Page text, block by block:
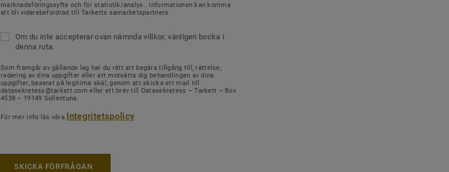
marknadsföringssyfte och för statistik/analys . Informationen kan komma
att bli vidarebefordrad till Tarketts samarbetspartners.
Om du inte accepterar ovan nämnda villkor, vänligen bocka i
denna ruta.
Som framgår av gällande lag har du rätt att begära tillgång till, rättelse,
radering av dina uppgifter eller att motsätta dig behandlingen av dina
uppgifter, baserat på legitima skäl, genom att skicka ett mail till
datasekretess@tarkett.com eller ett brev till Datasekretess – Tarkett – Box
4538 – 19149 Sollentuna.
För mer info läs våra Integritetspolicy
SKICKA FÖRFRÅGAN